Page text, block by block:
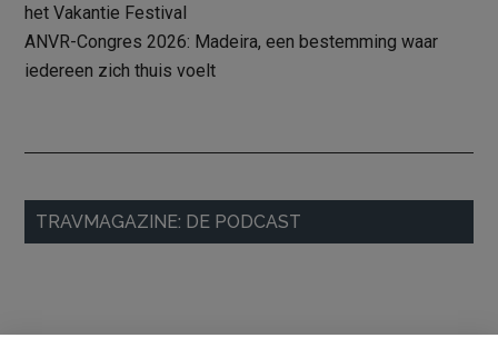
het Vakantie Festival
ANVR-Congres 2026: Madeira, een bestemming waar
iedereen zich thuis voelt
Primaire
Sidebar
TRAVMAGAZINE: DE PODCAST